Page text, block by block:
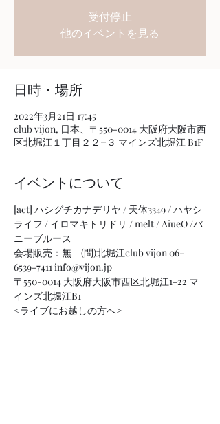
受付停止
他のイベントを見る
日時・場所
2022年3月21日 17:45
club vijon, 日本、〒550-0014 大阪府大阪市西
区北堀江１丁目２２−３ マインズ北堀江 B1F
イベントについて
[act] ハシグチカナデリヤ / 天体3349 / ハヤシ
ライフ / イロマキトリドリ / melt / AiueO /バ
ニーブルース
会場販売：無　(問)北堀江club vijon 06-
6539-7411 info@vijon.jp
〒550-0014 大阪府大阪市西区北堀江1-22 マ
インズ北堀江B1
<ライブにお越しの方へ>